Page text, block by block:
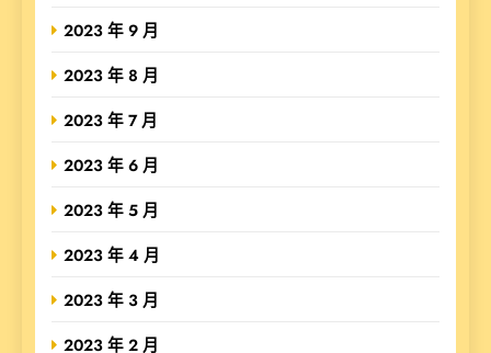
2023 年 9 月
2023 年 8 月
2023 年 7 月
2023 年 6 月
2023 年 5 月
2023 年 4 月
2023 年 3 月
2023 年 2 月